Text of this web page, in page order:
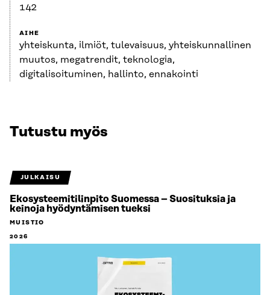
142
AIHE
yhteiskunta, ilmiöt, tulevaisuus, yhteiskunnallinen
muutos, megatrendit, teknologia,
digitalisoituminen, hallinto, ennakointi
Tutustu myös
JULKAISU
Ekosysteemitilinpito Suomessa – Suosituksia ja
keinoja hyödyntämisen tueksi
MUISTIO
2026